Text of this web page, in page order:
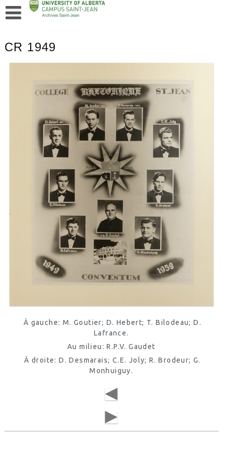
CR 1949
À gauche: M. Goutier; D. Hebert; T. Bilodeau; D.
Lafrance.
Au milieu: R.P.V. Gaudet
À droite: D. Desmarais; C.E. Joly; R. Brodeur; G.
Monhuiguy.